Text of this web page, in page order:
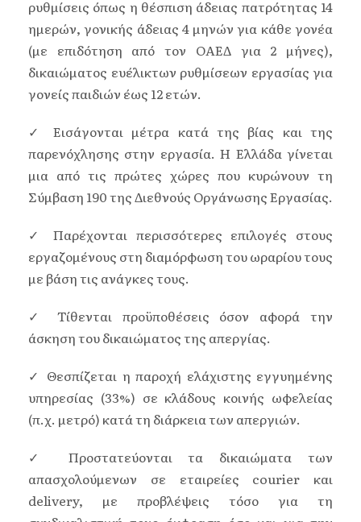
ρυθμίσεις όπως η θέσπιση άδειας πατρότητας 14
ημερών, γονικής άδειας 4 μηνών για κάθε γονέα
(με επιδότηση από τον ΟΑΕΔ για 2 μήνες),
δικαιώματος ευέλικτων ρυθμίσεων εργασίας για
γονείς παιδιών έως 12 ετών.
✓ Εισάγονται μέτρα κατά της βίας και της
παρενόχλησης στην εργασία. Η Ελλάδα γίνεται
μια από τις πρώτες χώρες που κυρώνουν τη
Σύμβαση 190 της Διεθνούς Οργάνωσης Εργασίας.
✓ Παρέχονται περισσότερες επιλογές στους
εργαζομένους στη διαμόρφωση του ωραρίου τους
με βάση τις ανάγκες τους.
✓ Τίθενται προϋποθέσεις όσον αφορά την
άσκηση του δικαιώματος της απεργίας.
✓ Θεσπίζεται η παροχή ελάχιστης εγγυημένης
υπηρεσίας (33%) σε κλάδους κοινής ωφελείας
(π.χ. μετρό) κατά τη διάρκεια των απεργιών.
✓ Προστατεύονται τα δικαιώματα των
απασχολούμενων σε εταιρείες courier και
delivery, με προβλέψεις τόσο για τη